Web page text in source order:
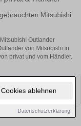
ablehnen
Datenschutzerklärung
Mitsubishi
Outlander
von Mitsubishi in
privat und vom Händler.
finden. Schauen Sie